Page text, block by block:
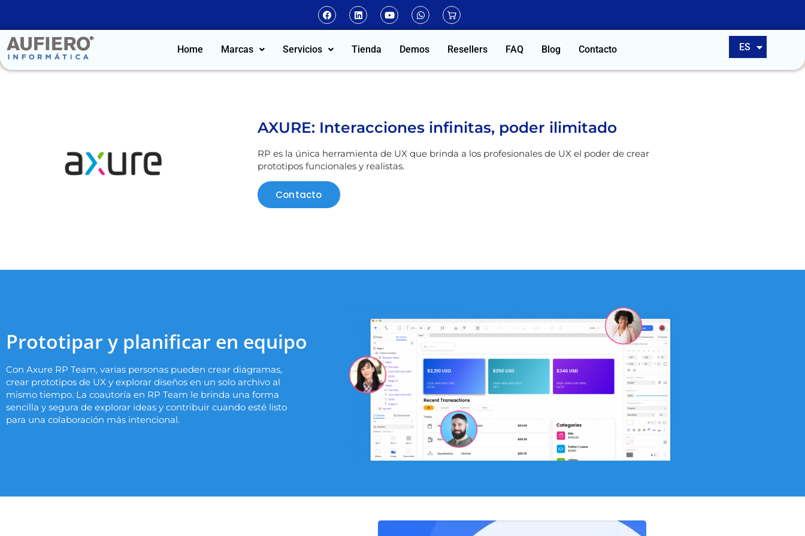
Home Marcas Servicios Tienda Demos Resellers FAQ Blog Contacto ES
EN
PT
AXURE: Interacciones infinitas, poder ilimitado
RP es la única herramienta de UX que brinda a los profesionales de UX el poder de crear
prototipos funcionales y realistas.
Contacto
Prototipar y planificar en equipo
Con Axure RP Team, varias personas pueden crear diagramas,
crear prototipos de UX y explorar diseños en un solo archivo al
mismo tiempo. La coautoría en RP Team le brinda una forma
sencilla y segura de explorar ideas y contribuir cuando esté listo
para una colaboración más intencional.